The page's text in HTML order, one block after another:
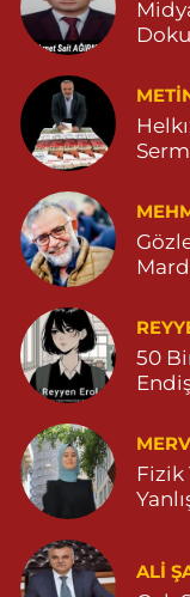
50
Fizik
ALI